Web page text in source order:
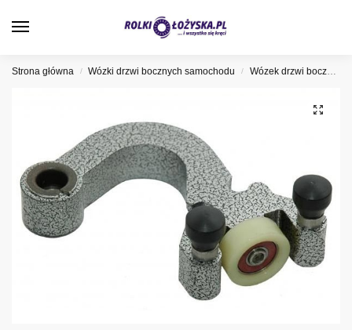
Strona główna / Wózki drzwi bocznych samochodu / Wózek drzwi bocznych Fiat